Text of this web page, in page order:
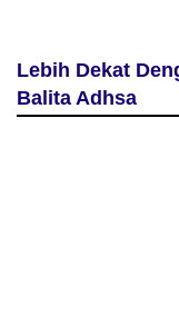
Lebih Dekat
Balita Adhsa